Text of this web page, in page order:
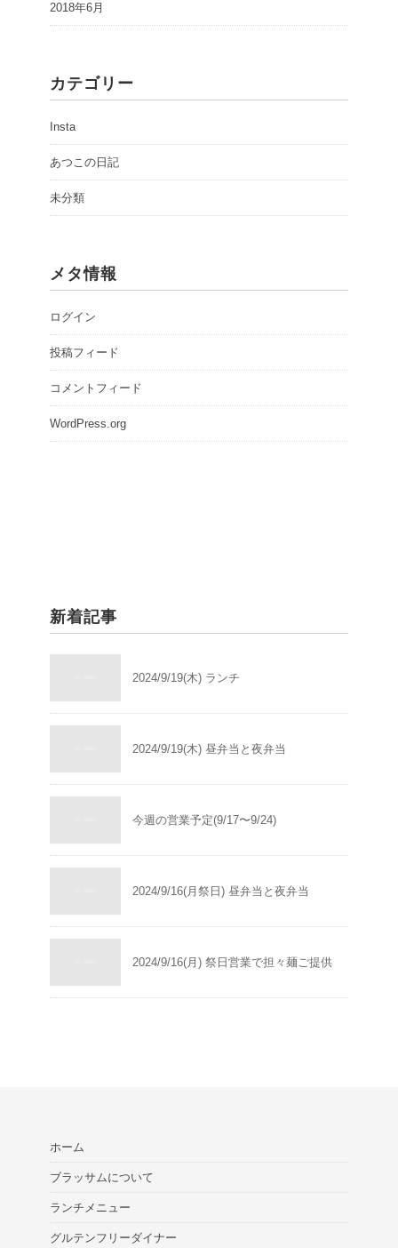
2018年6月
カテゴリー
Insta
あつこの日記
未分類
メタ情報
ログイン
投稿フィード
コメントフィード
WordPress.org
新着記事
2024/9/19(木) ランチ
2024/9/19(木) 昼弁当と夜弁当
今週の営業予定(9/17〜9/24)
2024/9/16(月祭日) 昼弁当と夜弁当
2024/9/16(月) 祭日営業で担々麺ご提供
ホーム
ブラッサムについて
ランチメニュー
グルテンフリーダイナー